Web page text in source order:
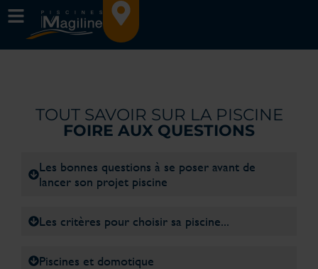
TOUT SAVOIR SUR LA PISCINE
FOIRE AUX QUESTIONS
Les bonnes questions à se poser avant de
lancer son projet piscine
Les critères pour choisir sa piscine...
Piscines et domotique